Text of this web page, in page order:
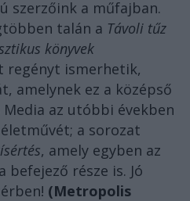
szerzőink a műfajban.
talán a Távoli tűz
könyvek
regényt ismerhetik,
amelynek ez a középső
az utóbbi években
a sorozat
, amely egyben az
része is. Jó
(Metropolis